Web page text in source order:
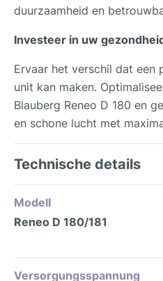
duurzaamheid en
Investeer in uw
Ervaar het verschil dat een
unit kan maken.
Blauberg Reneo D 180 en
en schone lucht met
Technische details
Modell
Reneo D 180/181
Versorgungsspannung